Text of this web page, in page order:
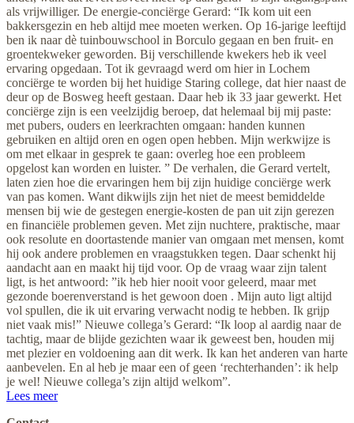
als vrijwilliger. De energie-conciërge Gerard: “Ik kom uit een
bakkersgezin en heb altijd mee moeten werken. Op 16-jarige leeftijd
ben ik naar dè tuinbouwschool in Borculo gegaan en ben fruit- en
groentekweker geworden. Bij verschillende kwekers heb ik veel
ervaring opgedaan. Tot ik gevraagd werd om hier in Lochem
conciërge te worden bij het huidige Staring college, dat hier naast de
deur op de Bosweg heeft gestaan. Daar heb ik 33 jaar gewerkt. Het
conciërge zijn is een veelzijdig beroep, dat helemaal bij mij paste:
met pubers, ouders en leerkrachten omgaan: handen kunnen
gebruiken en altijd oren en ogen open hebben. Mijn werkwijze is
om met elkaar in gesprek te gaan: overleg hoe een probleem
opgelost kan worden en luister. ” De verhalen, die Gerard vertelt,
laten zien hoe die ervaringen hem bij zijn huidige conciërge werk
van pas komen. Want dikwijls zijn het niet de meest bemiddelde
mensen bij wie de gestegen energie-kosten de pan uit zijn gerezen
en financiële problemen geven. Met zijn nuchtere, praktische, maar
ook resolute en doortastende manier van omgaan met mensen, komt
hij ook andere problemen en vraagstukken tegen. Daar schenkt hij
aandacht aan en maakt hij tijd voor. Op de vraag waar zijn talent
ligt, is het antwoord: ”ik heb hier nooit voor geleerd, maar met
gezonde boerenverstand is het gewoon doen . Mijn auto ligt altijd
vol spullen, die ik uit ervaring verwacht nodig te hebben. Ik grijp
niet vaak mis!” Nieuwe collega’s Gerard: “Ik loop al aardig naar de
tachtig, maar de blijde gezichten waar ik geweest ben, houden mij
met plezier en voldoening aan dit werk. Ik kan het anderen van harte
aanbevelen. En al heb je maar een of geen ‘rechterhanden’: ik help
je wel! Nieuwe collega’s zijn altijd welkom”.
Lees meer